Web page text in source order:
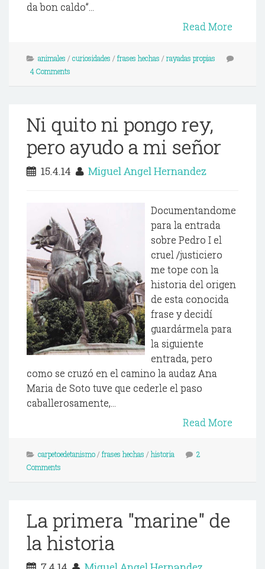
da bon caldo”...
Read More
animales / curiosidades / frases hechas / rayadas propias
4 Comments
Ni quito ni pongo rey,
pero ayudo a mi señor
15.4.14 Miguel Angel Hernandez
Documentandome
para la entrada
sobre Pedro I el
cruel /justiciero
me tope con la
historia del origen
de esta conocida
frase y decidí
guardármela para
la siguiente
entrada, pero
como se cruzó en el camino la audaz Ana
Maria de Soto tuve que cederle el paso
caballerosamente,...
Read More
carpetoedetanismo/ frases hechas / historia
2
Comments
La primera "marine" de
la historia